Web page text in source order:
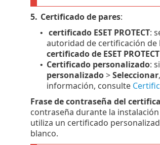
5. Certificado de pares:
• certificado ESET PROTECT:
autoridad de certificación de
certificado de ESET PROTECT
• Certificado personalizado:
personalizado>Seleccionar
información, consulte
Frase de contraseña del
contraseña durante la instalación
utiliza un certificado
blanco.